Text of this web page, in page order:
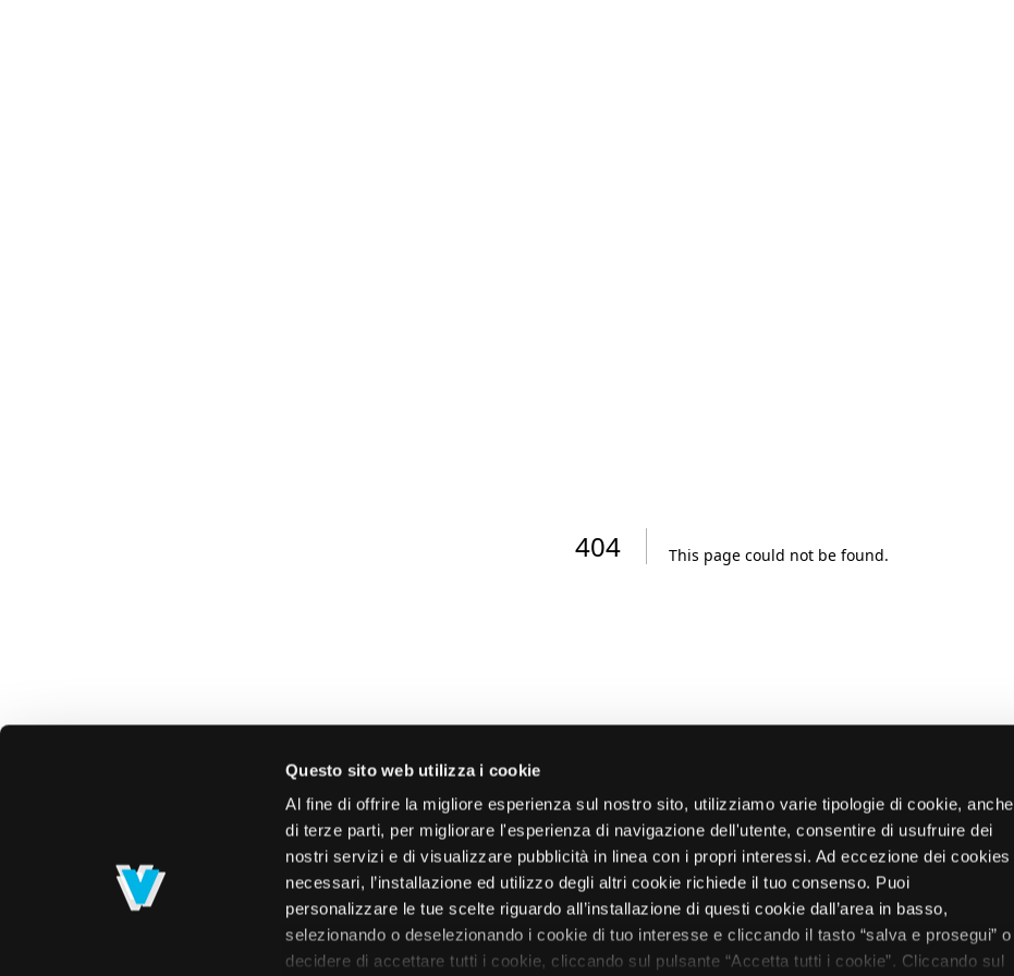
Questo sito web utilizza i cookie
Al fine di offrire la migliore esperienza sul nostro sito, utilizziamo varie tipologie di cookie, anche
di terze parti, per migliorare l'esperienza di navigazione dell'utente, consentire di usufruire dei
nostri servizi e di visualizzare pubblicità in linea con i propri interessi. Ad eccezione dei cookies
necessari, l’installazione ed utilizzo degli altri cookie richiede il tuo consenso. Puoi
personalizzare le tue scelte riguardo all’installazione di questi cookie dall’area in basso,
selezionando o deselezionando i cookie di tuo interesse e cliccando il tasto “salva e prosegui” o
decidere di accettare tutti i cookie, cliccando sul pulsante “Accetta tutti i cookie”. Cliccando sul
404 This page could not be found.